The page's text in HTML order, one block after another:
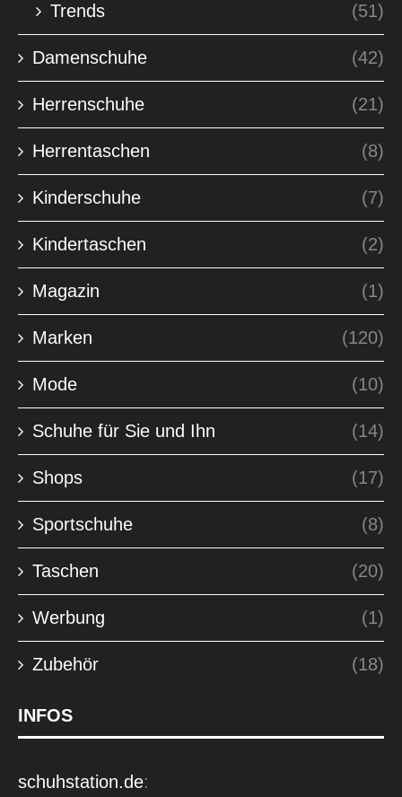
Trends (51)
Damenschuhe (42)
Herrenschuhe (21)
Herrentaschen (8)
Kinderschuhe (7)
Kindertaschen (2)
Magazin (1)
Marken (120)
Mode (10)
Schuhe für Sie und Ihn (14)
Shops (17)
Sportschuhe (8)
Taschen (20)
Werbung (1)
Zubehör (18)
INFOS
schuhstation.de: